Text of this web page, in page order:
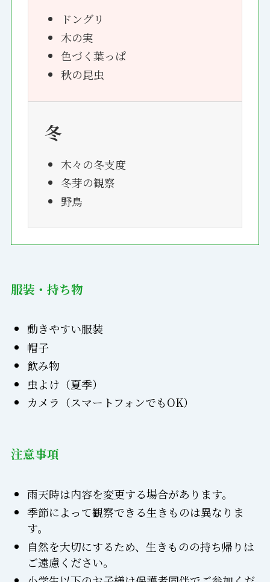
ドングリ
木の実
色づく葉っぱ
秋の昆虫
冬
木々の冬支度
冬芽の観察
野鳥
服装・持ち物
動きやすい服装
帽子
飲み物
虫よけ（夏季）
カメラ（スマートフォンでもOK）
注意事項
雨天時は内容を変更する場合があります。
季節によって観察できる生きものは異なりま
す。
自然を大切にするため、生きものの持ち帰りは
ご遠慮ください。